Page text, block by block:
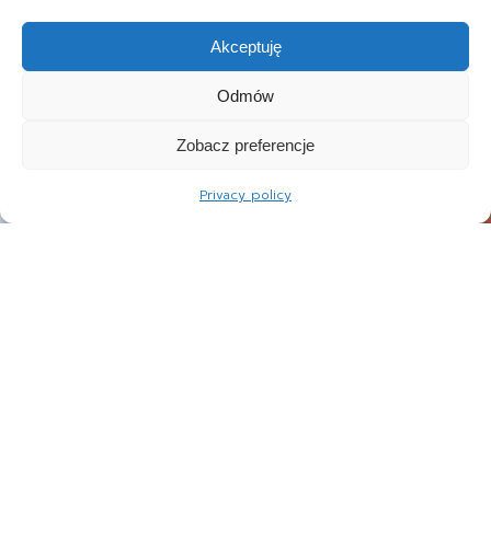
Akceptuję
Odmów
Zobacz preferencje
Privacy policy